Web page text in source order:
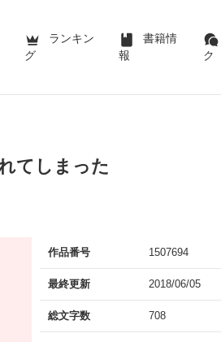
ランキン
グ
書籍情
報
ク
てしまった
作品番号 1507694
最終更新 2018/06/05
総文字数 708